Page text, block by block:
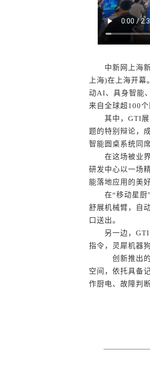
中新网上海新
上海)在上海开
动AI、具身智能
来自全球超100个
其中，GTI展区
题的特别辩论，
智能圆桌系统同
在这场被业界
研发中心以一场
能落地应用的美
在“移动星厨”
舒展机械臂，自
口送出。
另一边，GTI－
指令，灵犀机器
创新推出的智
空间，依托具备
作厨电、故障判